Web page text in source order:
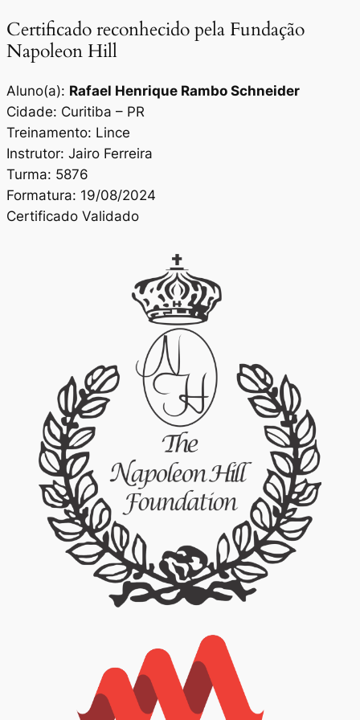
Certificado reconhecido pela Fundação
Napoleon Hill
Aluno(a): Rafael Henrique Rambo Schneider
Cidade: Curitiba – PR
Treinamento: Lince
Instrutor: Jairo Ferreira
Turma: 5876
Formatura: 19/08/2024
Certificado Validado